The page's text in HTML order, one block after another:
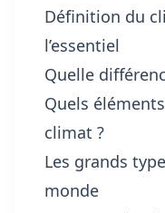
Définition du
l’essentiel
Quelle
Quels
climat ?
Les grands
monde